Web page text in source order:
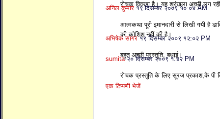
रोचक विवरण है। यह श्रंखला अच्छी लग
अनिल कुमार १९ दिसम्बर २००९ १०:०४ AM
आत्मकथा पूरी इमानदारी से लिखी गयी है
की कोशिश नहीं की है।
अभिषेक सागर १९ दिसम्बर २००९ १२:०२ PM
बहुत अच्छी प्रस्तुति, बधाई।
sumita २० दिसम्बर २००९ १:४२ PM
रोचक प्रस्तुति के लिए सूरज प्रकाश,के पी
एक टिप्पणी भेजें